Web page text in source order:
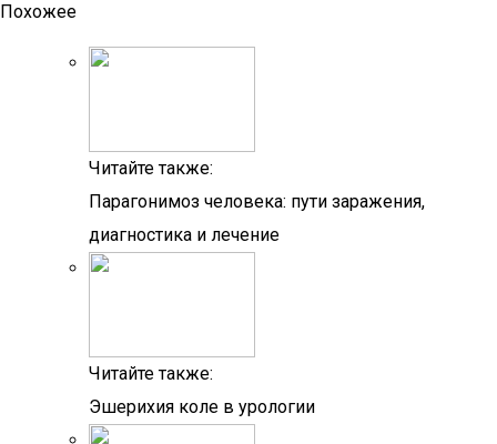
Похожее
Читайте также:
Парагонимоз человека: пути заражения,
диагностика и лечение
Читайте также:
Эшерихия коле в урологии